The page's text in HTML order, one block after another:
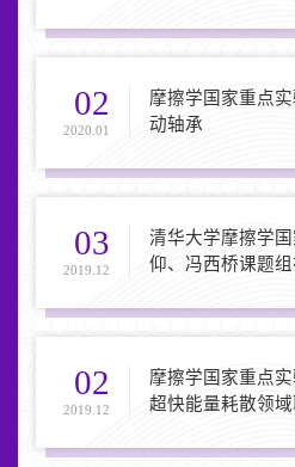
02
2020.01
摩擦学国家重点
动轴承
03
2019.12
清华大学摩擦学
仰、冯西桥课题
摩擦的应变调控
02
2019.12
摩擦学国家重点
超快能量耗散领